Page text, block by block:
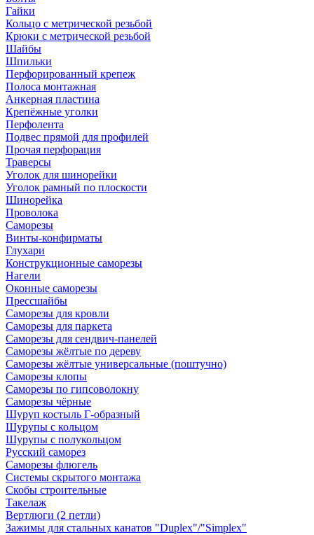
Гайки
Кольцо с метрической резьбой
Крюки с метрической резьбой
Шайбы
Шпильки
Перфорированный крепеж
Полоса монтажная
Анкерная пластина
Крепёжные уголки
Перфолента
Подвес прямой для профилей
Прочая перфорация
Траверсы
Уголок для шинорейки
Уголок рамный по плоскости
Шинорейка
Проволока
Саморезы
Винты-конфирматы
Глухари
Конструкционные саморезы
Нагели
Оконные саморезы
Прессшайбы
Саморезы для кровли
Саморезы для паркета
Саморезы для сендвич-панелей
Саморезы жёлтые по дереву
Саморезы жёлтые универсальные (поштучно)
Саморезы клопы
Саморезы по гипсоволокну
Саморезы чёрные
Шуруп костыль Г-образный
Шурупы с кольцом
Шурупы с полукольцом
Русский саморез
Саморезы флюгель
Системы скрытого монтажа
Скобы строительные
Такелаж
Вертлюги (2 петли)
Зажимы для стальных канатов "Duplex"/"Simplex"